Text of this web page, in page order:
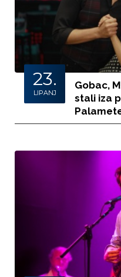
23.
LIPANJ
Gobac,
stali iza